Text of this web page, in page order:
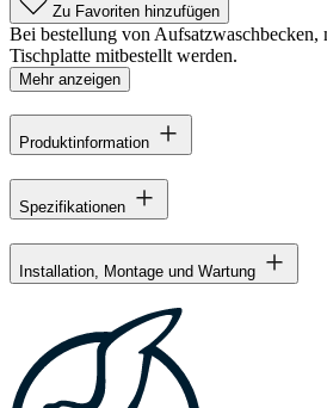
Zu Favoriten hinzufügen
Bei bestellung von Aufsatzwaschbecken,
Tischplatte mitbestellt werden.
Mehr anzeigen
Produktinformation
Spezifikationen
Installation, Montage und Wartung